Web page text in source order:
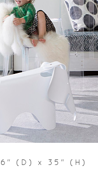
(D) x 35" (H)